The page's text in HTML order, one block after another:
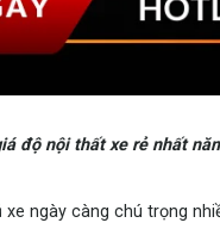
độ nội thất xe rẻ nhất
ngày càng chú trọng